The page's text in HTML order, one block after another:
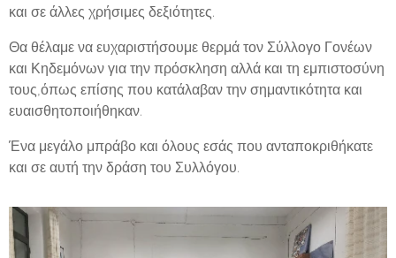
και σε άλλες χρήσιμες δεξιότητες.
Θα θέλαμε να ευχαριστήσουμε θερμά τον Σύλλογο Γονέων
και Κηδεμόνων για την πρόσκληση αλλά και τη εμπιστοσύνη
τους,όπως επίσης που κατάλαβαν την σημαντικότητα και
ευαισθητοποιήθηκαν.
Ένα μεγάλο μπράβο και όλους εσάς που ανταποκριθήκατε
και σε αυτή την δράση του Συλλόγου.